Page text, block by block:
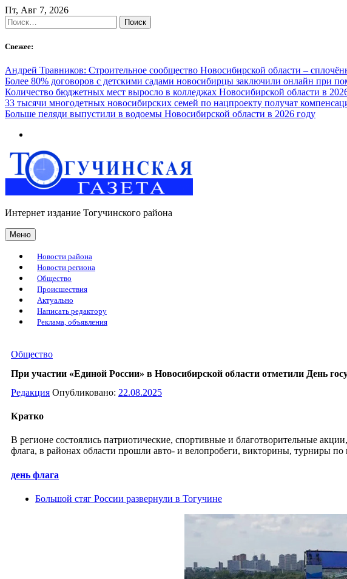
Skip
to
content
Пт, Авг 7, 2026
Найти:
Свежее:
Андрей Травников: Строительное сообщество Новосибирской области –
Более 80% договоров с детскими садами новосибирцы заключили онлайн при
Количество бюджетных мест выросло в колледжах Новосибирской области в
33 тысячи многодетных новосибирских семей по нацпроекту получат
Больше пеляди выпустили в водоемы Новосибирской области в 2026 году
Интернет издание Тогучинского района
Меню
Новости района
Новости региона
Общество
Происшествия
Актуально
Написать редактору
Реклама, объявления
Общество
При участии «Единой России» в Новосибирской области отметили День
Редакция Опубликовано: 22.08.2025
Кратко
В регионе состоялись патриотические, спортивные и благотворительные
флага, в районах области прошли авто- и велопробеги, викторины, турниры
день флага
Большой стяг России развернули в Тогучине